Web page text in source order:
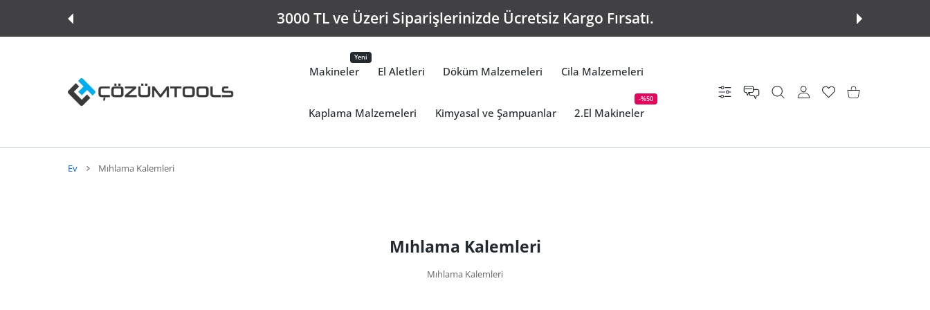
3000 TL ve Üzeri Siparişlerinizde Ücretsiz Kargo Fırsatı.
Makineler
Yeni
El Aletleri Döküm Malzemeleri Cila Malzemeleri
Kaplama Malzemeleri Kimyasal ve Şampuanlar 2.El Makineler
-%50 Ayarlar KULLANICI HESABI
istek listesiAlışveriş Sepeti
Ev Mıhlama Kalemleri
Mıhlama Kalemleri
Mıhlama Kalemleri